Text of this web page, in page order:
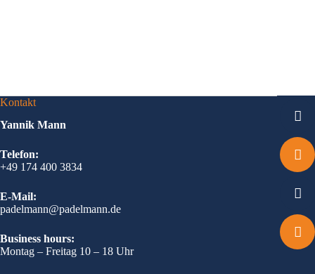
Kontakt
Yannik Mann
Telefon:
+49 174 400 3834
E-Mail:
padelmann@padelmann.de
Business hours:
Montag – Freitag 10 – 18 Uhr